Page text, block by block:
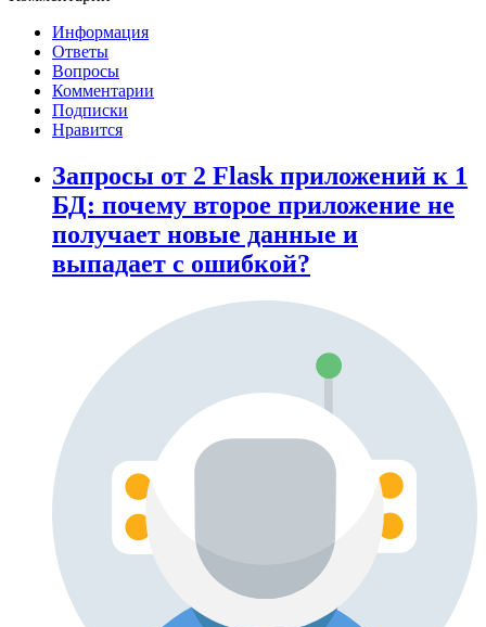
Информация
Ответы
Вопросы
Комментарии
Подписки
Нравится
Запросы от 2 Flask приложений к 1
БД: почему второе приложение не
получает новые данные и
выпадает с ошибкой?